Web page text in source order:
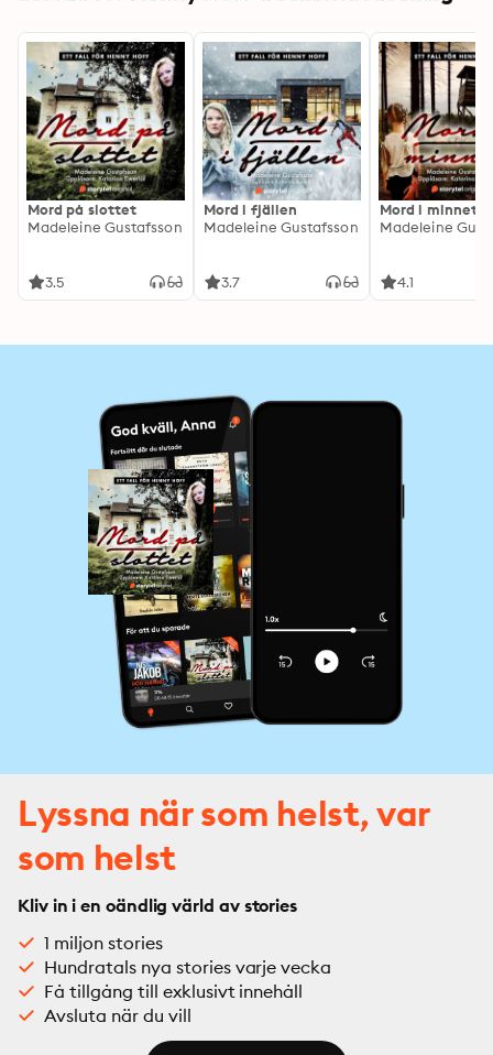
Mord på slottet
Madeleine Gustafsson
3.5
Mord i fjällen
Madeleine Gustafsson
3.7
Mord i minnet
Madeleine
4.1
Lyssna när som helst, var
som helst
Kliv in i en oändlig värld av stories
1 miljon stories
Hundratals nya stories varje vecka
Få tillgång till exklusivt innehåll
Avsluta när du vill